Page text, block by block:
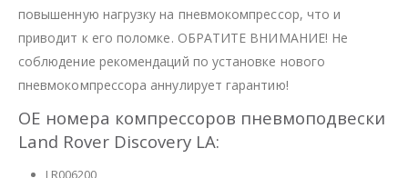
повышенную нагрузку на пневмокомпрессор, что и
приводит к его поломке. ОБРАТИТЕ ВНИМАНИЕ! Не
соблюдение рекомендаций по установке нового
пневмокомпрессора аннулирует гарантию!
OE номера компрессоров пневмоподвески
Land Rover Discovery LA:
LR006200